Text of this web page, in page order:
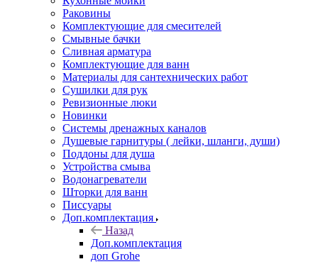
Раковины
Комплектующие для смесителей
Смывные бачки
Сливная арматура
Комплектующие для ванн
Материалы для сантехнических работ
Сушилки для рук
Ревизионные люки
Новинки
Системы дренажных каналов
Душевые гарнитуры ( лейки, шланги, души)
Поддоны для душа
Устройства смыва
Водонагреватели
Шторки для ванн
Писсуары
Доп.комплектация
Назад
Доп.комплектация
доп Grohe